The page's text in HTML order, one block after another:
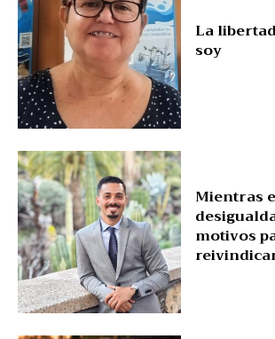
La
soy
Mientras
motivos